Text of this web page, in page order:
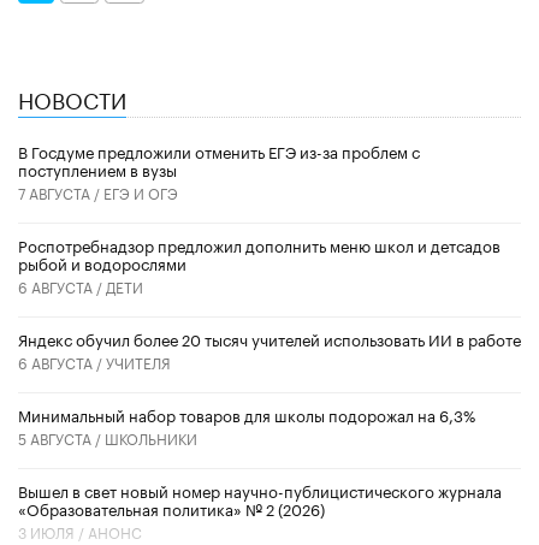
НОВОСТИ
В Госдуме предложили отменить ЕГЭ из-за проблем с
поступлением в вузы
7 АВГУСТА / ЕГЭ И ОГЭ
Роспотребнадзор предложил дополнить меню школ и детсадов
рыбой и водорослями
6 АВГУСТА / ДЕТИ
​Яндекс обучил более 20 тысяч учителей использовать ИИ в работе
6 АВГУСТА /УЧИТЕЛЯ
Минимальный набор товаров для школы подорожал на 6,3%
5 АВГУСТА / ШКОЛЬНИКИ
Вышел в свет новый номер научно-публицистического журнала
«Образовательная политика» № 2 (2026)
3 ИЮЛЯ / АНОНС